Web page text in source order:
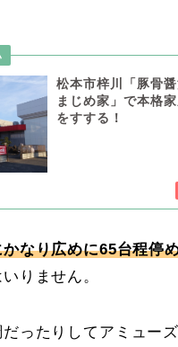
松本市梓川「豚骨
まじめ家」で本格
をすする！
なり広めに65台程停
りません。
ったりしてアミュー